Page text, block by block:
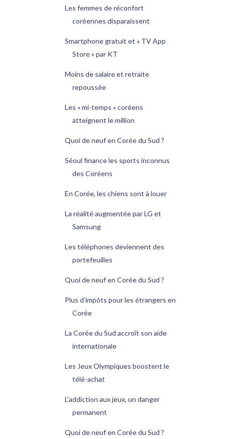
Les femmes de réconfort
coréennes disparaissent
Smartphone gratuit et « TV App
Store » par KT
Moins de salaire et retraite
repoussée
Les « mi-temps » coréens
atteignent le million
Quoi de neuf en Corée du Sud ?
Séoul finance les sports inconnus
des Coréens
En Corée, les chiens sont à louer
La réalité augmentée par LG et
Samsung
Les téléphones deviennent des
portefeuilles
Quoi de neuf en Corée du Sud ?
Plus d’impôts pour les étrangers en
Corée
La Corée du Sud accroît son aide
internationale
Les Jeux Olympiques boostent le
télé-achat
L’addiction aux jeux, un danger
permanent
Quoi de neuf en Corée du Sud ?